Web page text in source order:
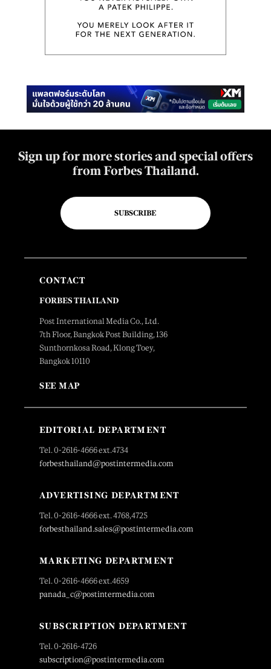
Sign up for more stories and special offers
from Forbes Thailand.
SUBSCRIBE
CONTACT
FORBES THAILAND
Post International Media Co., Ltd.
7th Floor, Bangkok Post Building, 136
Sunthornkosa Road, Klong Toey,
Bangkok 10110
SEE MAP
EDITORIAL DEPARTMENT
Tel. 0-2616-4666 ext.4734
forbesthailand@postintermedia.com
ADVERTISING DEPARTMENT
Tel. 0-2616-4666 ext. 4768,4725
forbesthailand.sales@postintermedia.com
MARKETING DEPARTMENT
Tel. 0-2616-4666 ext.4659
panada_c@postintermedia.com
SUBSCRIPTION DEPARTMENT
Tel. 0-2616-4726
subscription@postintermedia.com